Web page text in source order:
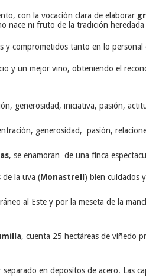
con la vocación clara de elaborar
nace ni fruto de la tradición
comprometidos tanto en lo
y un mejor vino, obteniendo el
generosidad, iniciativa, pasión,
generosidad, pasión,
, se enamoran de una finca
de la uva (Monastrell ) bien cuidados
al Este y por la meseta de la
, cuenta 25 hectáreas de viñedo
en depositos de acero. Las